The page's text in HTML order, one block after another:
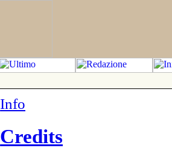
Info
Credits